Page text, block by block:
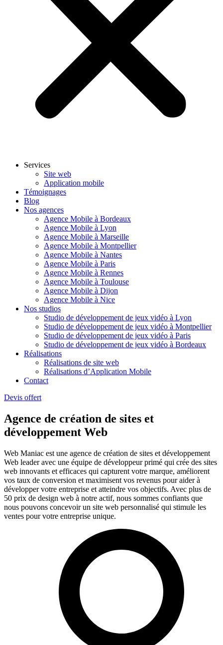
Services
Site web
Application mobile
Témoignages
Blog
Nos agences
Agence Mobile à Bordeaux
Agence Mobile à Lyon
Agence Mobile à Marseille
Agence Mobile à Montpellier
Agence Mobile à Nantes
Agence Mobile à Paris
Agence Mobile à Rennes
Agence Mobile à Toulouse
Agence Mobile à Dijon
Agence Mobile à Nice
Nos studios
Studio de développement de jeux vidéo à Lyon
Studio de développement de jeux vidéo à Montpellier
Studio de développement de jeux vidéo à Paris
Studio de développement de jeux vidéo à Bordeaux
Réalisations
Réalisations de site web
Réalisations d’Application Mobile
Contact
Devis offert
Agence de création de sites et
développement Web
Web Maniac est une agence de création de sites et développement
Web leader avec une équipe de développeur primé qui crée des sites
web innovants et efficaces qui capturent votre marque, améliorent
vos taux de conversion et maximisent vos revenus pour aider à
développer votre entreprise et atteindre vos objectifs. Avec plus de
50 prix de design web à notre actif, nous sommes confiants que
nous pouvons concevoir un site web personnalisé qui stimule les
ventes pour votre entreprise unique.